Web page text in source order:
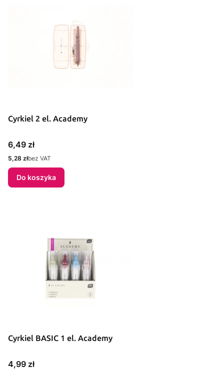
Cyrkiel 2 el. Academy
Cena
6,49 zł
Cena
5,28 złbez VAT
Do koszyka
Cyrkiel BASIC 1 el. Academy
Cena
4,99 zł